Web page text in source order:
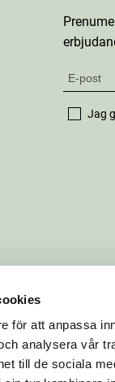
för att anpassa
analysera vår
till de sociala
Jag